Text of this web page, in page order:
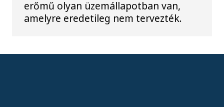
erőmű olyan üzemállapotban van,
amelyre eredetileg nem tervezték.